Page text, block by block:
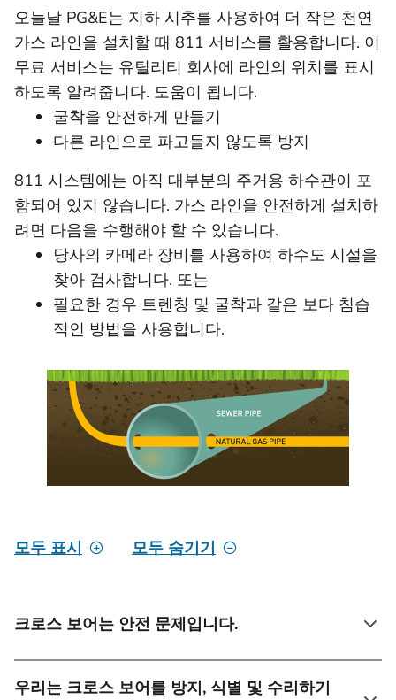
오늘날 PG&E는 지하 시추를 사용하여 더 작은 천연
가스 라인을 설치할 때 811 서비스를 활용합니다. 이
무료 서비스는 유틸리티 회사에 라인의 위치를 표시
하도록 알려줍니다. 도움이 됩니다.
굴착을 안전하게 만들기
다른 라인으로 파고들지 않도록 방지
811 시스템에는 아직 대부분의 주거용 하수관이 포
함되어 있지 않습니다. 가스 라인을 안전하게 설치하
려면 다음을 수행해야 할 수 있습니다.
당사의 카메라 장비를 사용하여 하수도 시설을
찾아 검사합니다. 또는
필요한 경우 트렌칭 및 굴착과 같은 보다 침습
적인 방법을 사용합니다.
모두 표시 모두 숨기기
크로스 보어는 안전 문제입니다.
우리는 크로스 보어를 방지, 식별 및 수리하기